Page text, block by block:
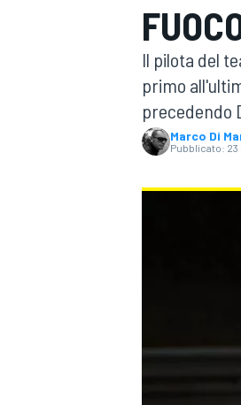
MOTOGP
Il pilota del
primo
precedendo
Marco Di
Pubblicato: 23